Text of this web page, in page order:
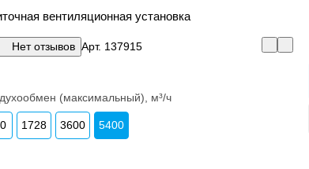
вентиляционная установка
Нет отзывов Арт. 137915
(максимальный), м³/ч
1728 3600 5400